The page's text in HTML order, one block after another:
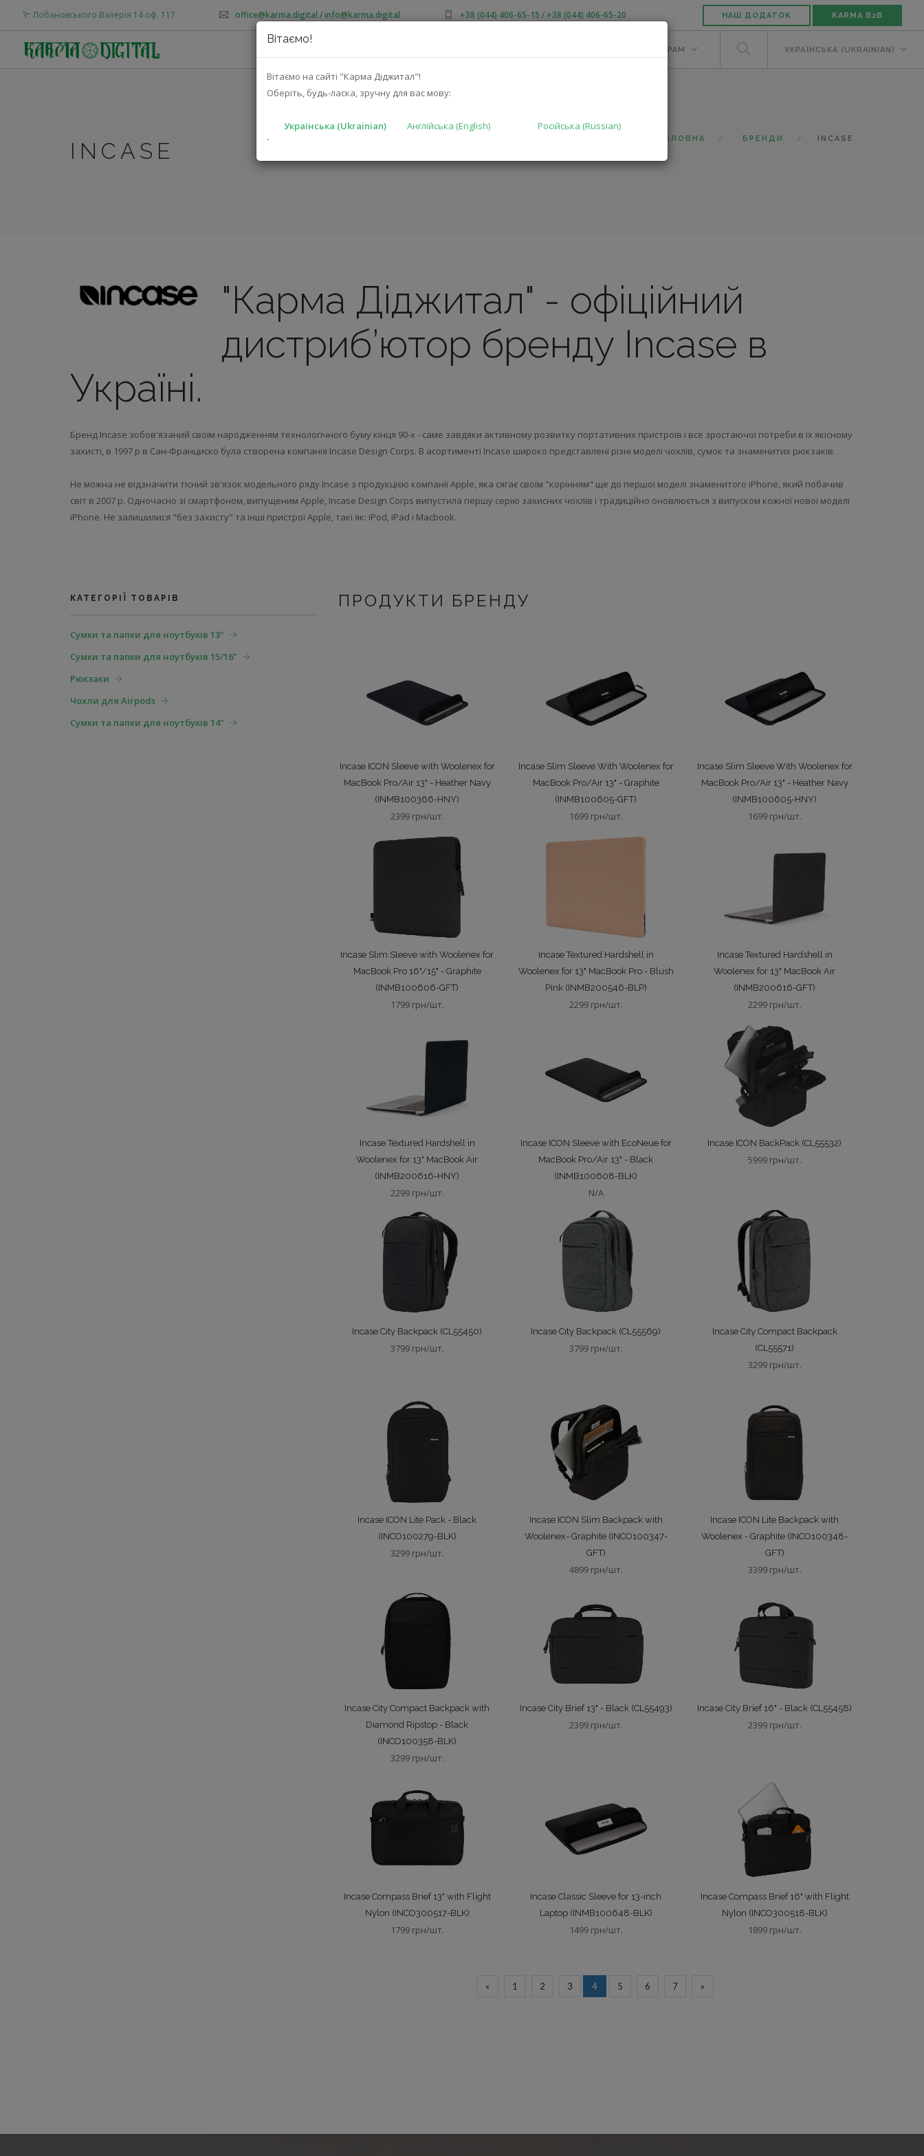
Вітаємо!
Вітаємо на сайті "Карма Діджитал"!
Оберіть, будь-ласка, зручну для вас мову:
Українська (Ukrainian) Англійська (English)
Російська (Russian)
`
Лобановського Валерія 14 оф. 117 office@karma.digital /info@karma.digital +38 (044) 406-65-15 / +38 (044) 406-65-20 НАШ ДОДАТОК KARMA B2B
ДИЛЕРАМ УКРАЇНСЬКА (UKRAINIAN)
INCASE ГОЛОВНА БРЕНДИ INCASE
"Карма Діджитал" - офіційний
дистриб’ютор бренду Incase в
Україні.
Бренд Incase зобов'язаний своїм народженням технологічного буму кінця 90-х - саме завдяки активному розвитку портативних пристроїв і все зростаючої потреби в їх якісному
захисті, в 1997 р в Сан-Франциско була створена компанія Incase Design Corps. В асортименті Incase широко представлені різні моделі чохлів, сумок та знаменитих рюкзаків.
Не можна не відзначити тісний зв'язок модельного ряду Incase з продукцією компанії Apple, яка сягає своїм "корінням" ще до першої моделі знаменитого iPhone, який побачив
світ в 2007 р. Одночасно зі смартфоном, випущеним Apple, Incase Design Corps випустила першу серію захисних чохлів і традиційно оновлюється з випуском кожної нової моделі
iPhone. Не залишилися "без захисту" та інші пристрої Apple, такі як: iPod, iPad і Macbook.
КАТЕГОРІЇ ТОВАРІВ
Сумки та папки для ноутбуків 13"
Сумки та папки для ноутбуків 15/16"
Рюкзаки
Чохли для Airpods
Сумки та папки для ноутбуків 14"
ПРОДУКТИ БРЕНДУ
Incase ICON Sleeve with Woolenex for
MacBook Pro/Air 13" - Heather Navy
(INMB100366-HNY)
2399 грн/шт.
Incase Slim Sleeve With Woolenex for
MacBook Pro/Air 13" - Graphite
(INMB100605-GFT)
1699 грн/шт.
Incase Slim Sleeve With Woolenex for
MacBook Pro/Air 13" - Heather Navy
(INMB100605-HNY)
1699 грн/шт.
Incase Slim Sleeve with Woolenex for
MacBook Pro 16"/15" - Graphite
(INMB100606-GFT)
1799 грн/шт.
Incase Textured Hardshell in
Woolenex for 13" MacBook Pro - Blush
Pink (INMB200546-BLP)
2299 грн/шт.
Incase Textured Hardshell in
Woolenex for 13" MacBook Air
(INMB200616-GFT)
2299 грн/шт.
Incase Textured Hardshell in
Woolenex for 13" MacBook Air
(INMB200616-HNY)
2299 грн/шт.
Incase ICON Sleeve with EcoNeue for
MacBook Pro/Air 13" - Black
(INMB100608-BLK)
N/A
Incase ICON BackPack (CL55532)
5999 грн/шт.
Incase City Backpack (CL55450)
3799 грн/шт.
Incase City Backpack (CL55569)
3799 грн/шт.
Incase City Compact Backpack
(CL55571)
3299 грн/шт.
Incase ICON Lite Pack - Black
(INCO100279-BLK)
3299 грн/шт.
Incase ICON Slim Backpack with
Woolenex- Graphite (INCO100347-
GFT)
4899 грн/шт.
Incase ICON Lite Backpack with
Woolenex - Graphite (INCO100348-
GFT)
3399 грн/шт.
Incase City Compact Backpack with
Diamond Ripstop - Black
(INCO100358-BLK)
3299 грн/шт.
Incase City Brief 13" - Black (CL55493)
2399 грн/шт.
Incase City Brief 16" - Black (CL55458)
2399 грн/шт.
Incase Compass Brief 13" with Flight
Nylon (INCO300517-BLK)
1799 грн/шт.
Incase Classic Sleeve for 13-inch
Laptop (INMB100648-BLK)
1499 грн/шт.
Incase Compass Brief 16" with Flight
Nylon (INCO300518-BLK)
1899 грн/шт.
« 1 2 3 4 5 6 7 »